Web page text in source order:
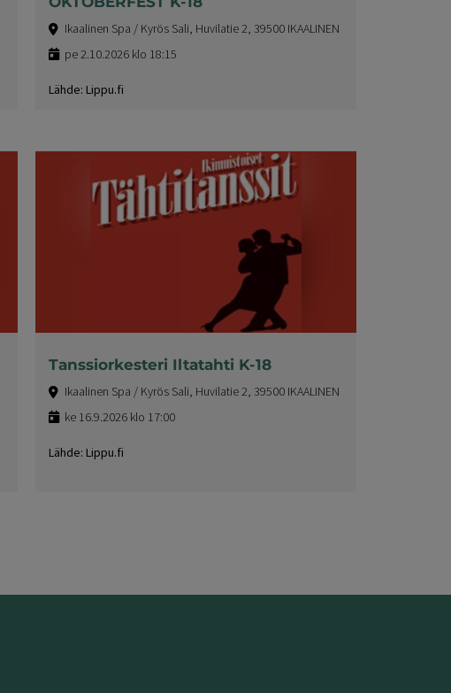
Ikaalinen Spa / Kyrös Sali, Huvilatie 2, 39500 IKAALINEN
pe 2.10.2026 klo 18:15
Lähde: Lippu.fi
Tanssiorkesteri Iltatahti K-18
Ikaalinen Spa / Kyrös Sali, Huvilatie 2, 39500 IKAALINEN
ke 16.9.2026 klo 17:00
Lähde: Lippu.fi